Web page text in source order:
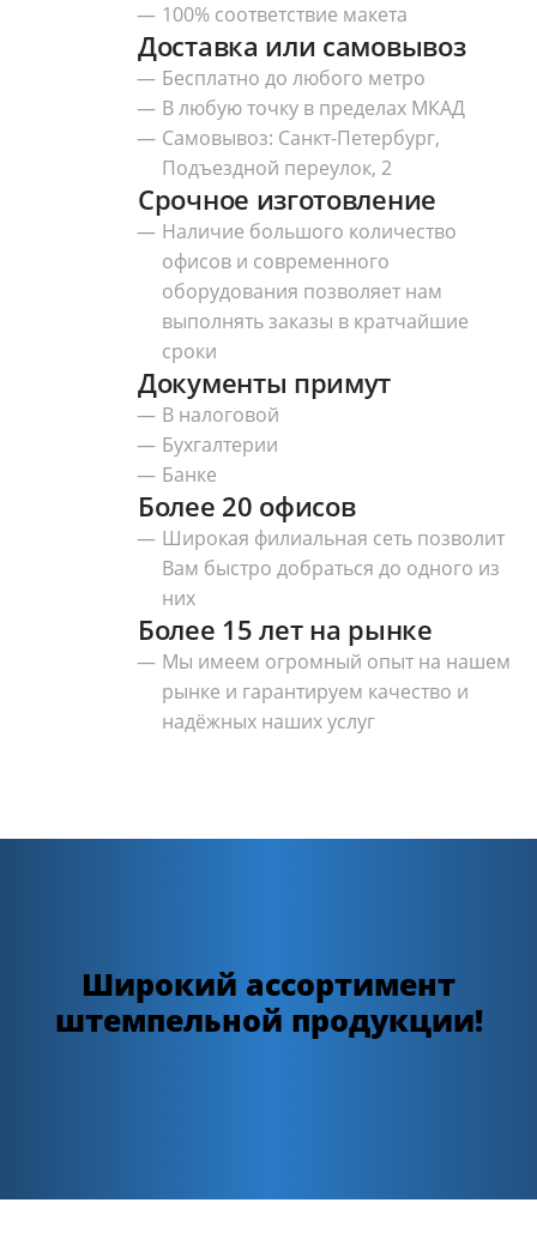
100% соответствие макета
Доставка или самовывоз
Бесплатно до любого метро
В любую точку в пределах МКАД
Самовывоз: Санкт-Петербург,
Подъездной переулок, 2
Срочное изготовление
Наличие большого количество
офисов и современного
оборудования позволяет нам
выполнять заказы в кратчайшие
сроки
Документы примут
В налоговой
Бухгалтерии
Банке
Более 20 офисов
Широкая филиальная сеть позволит
Вам быстро добраться до одного из
них
Более 15 лет на рынке
Мы имеем огромный опыт на нашем
рынке и гарантируем качество и
надёжных наших услуг
Широкий ассортимент
штемпельной продукции!